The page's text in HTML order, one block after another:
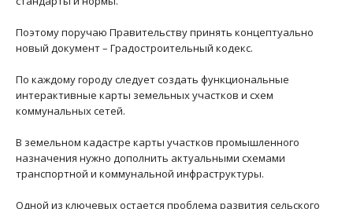
Поэтому поручаю Правительству принять концептуально
новый документ – Градостроительный кодекс.
По каждому городу следует создать функциональные
интерактивные карты земельных участков и схем
коммунальных сетей.
В земельном кадастре карты участков промышленного
назначения нужно дополнить актуальными схемами
транспортной и коммунальной инфраструктуры.
Одной из ключевых остается проблема развития сельского